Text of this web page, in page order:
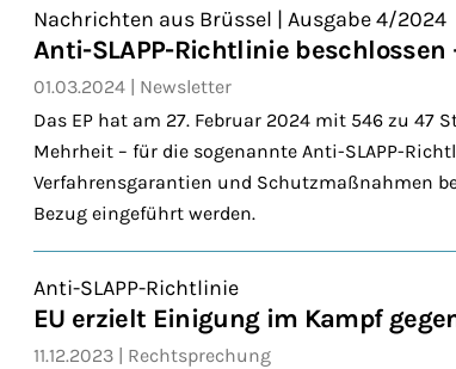
Nachrichten aus Brüssel | Ausgabe 4/2024
Anti-SLAPP-Richtlinie beschlossen
01.03.2024
Newsletter
Das EP hat am 27. Februar 2024 mit 546 zu
Mehrheit – für die sogenannte Anti-SLAPP-
Verfahrensgarantien und Schutzmaßnahmen
Bezug eingeführt werden.
Anti-SLAPP-Richtlinie
EU erzielt Einigung im Kampf
11.12.2023
Rechtsprechung